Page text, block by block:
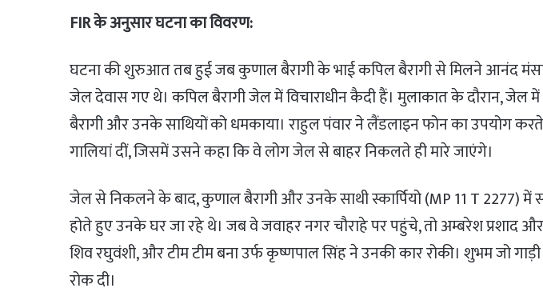
FIR के अनुसार घटना का विवरण:
घटना की शुरुआत तब हुई जब कुणाल बैरागी के भाई कपिल बैरागी से मिलने आनंद
जेल देवास गए थे। कपिल बैरागी जेल में विचाराधीन कैदी हैं। मुलाकात के दौरान, जेल
बैरागी और उनके साथियों को धमकाया। राहुल पंवार ने लैंडलाइन फोन का उपयोग
गालियां दीं, जिसमें उसने कहा कि वे लोग जेल से बाहर निकलते ही मारे जाएंगे।
जेल से निकलने के बाद, कुणाल बैरागी और उनके साथी स्कार्पियो (MP 11 T 2277) में
होते हुए उनके घर जा रहे थे। जब वे जवाहर नगर चौराहे पर पहुंचे, तो अम्बरेश प्रशाद
शिव रघुवंशी, और टीम टीम बना उर्फ कृष्णपाल सिंह ने उनकी कार रोकी। शुभम जो
रोक दी।